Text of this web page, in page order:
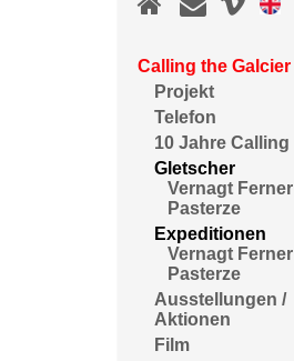
Calling the Galcier
Projekt
Telefon
10 Jahre Calling
Gletscher
Vernagt Ferner
Pasterze
Expeditionen
Vernagt Ferner
Pasterze
Ausstellungen /
Aktionen
Film